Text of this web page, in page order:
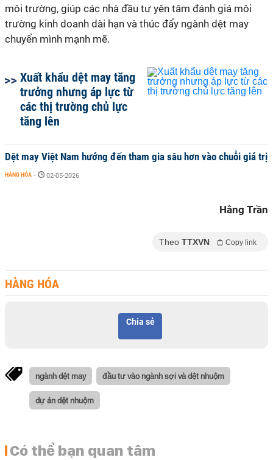
môi trường, giúp các nhà đầu tư yên tâm đánh giá môi
trường kinh doanh dài hạn và thúc đẩy ngành dệt may
chuyển mình mạnh mẽ.
Xuất khẩu dệt may tăng
trưởng nhưng áp lực từ
các thị trường chủ lực
tăng lên
Dệt may Việt Nam hướng đến tham gia sâu hơn vào chuỗi giá trị
HÀNG HÓA - 02-05-2026
Hằng Trần
Theo TTXVN Copy link
HÀNG HÓA
Chia sẻ
ngành dệt may đầu tư vào ngành sợi và dệt nhuộm
dự án dệt nhuộm
Có thể bạn quan tâm